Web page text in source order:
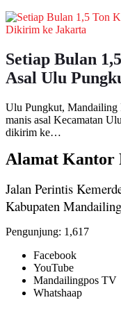
Setiap Bulan
Asal Ulu
Ulu Pungkut, Mandailing
manis asal Kecamatan
dikirim ke…
Alamat Kantor
Jalan Perintis
Kabupaten
Pengunjung: 1,617
Facebook
YouTube
Mandailingpos TV
Whatshaap